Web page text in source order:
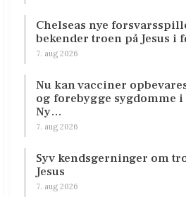
Chelseas nye
bekender troen på Jesus i
7. aug 2026
Nu kan vacciner
og forebygge sygdomme i
Ny…
7. aug 2026
Syv kendsgerninger om
Jesus
7. aug 2026